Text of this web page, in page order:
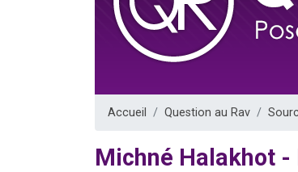
Accueil Question au Rav
Michné Halakhot -